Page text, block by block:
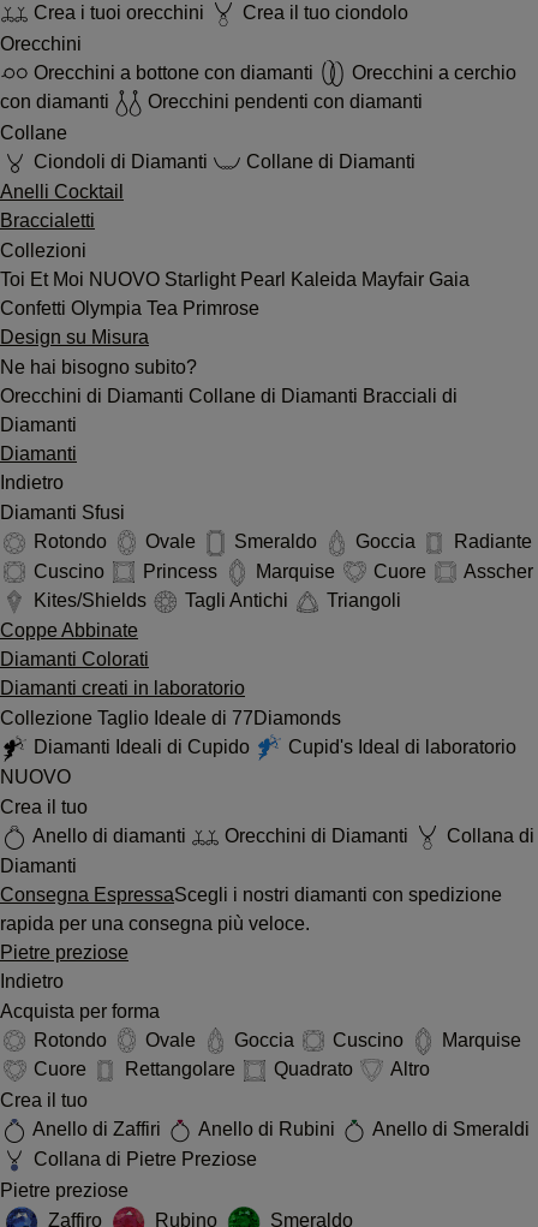
Crea i tuoi orecchini
Crea il tuo ciondolo
Orecchini
Orecchini a bottone con diamanti
Orecchini a cerchio
con diamanti
Orecchini pendenti con diamanti
Collane
Ciondoli di Diamanti
Collane di Diamanti
Anelli Cocktail
Braccialetti
Collezioni
Toi Et Moi NUOVO Starlight Pearl Kaleida Mayfair Gaia
Confetti Olympia Tea Primrose
Design su Misura
Ne hai bisogno subito?
Orecchini di Diamanti Collane di Diamanti Bracciali di
Diamanti
Diamanti
Indietro
Diamanti Sfusi
Rotondo
Ovale Smeraldo Goccia
Radiante
Cuscino
Princess Marquise Cuore
Asscher
Kites/Shields
Tagli Antichi
Triangoli
Coppe Abbinate
Diamanti Colorati
Diamanti creati in laboratorio
Collezione Taglio Ideale di 77Diamonds
Diamanti Ideali di Cupido
Cupid's Ideal di laboratorio
NUOVO
Crea il tuo
Anello di diamanti
Orecchini di Diamanti
Collana di
Diamanti
Consegna EspressaScegli i nostri diamanti con spedizione
rapida per una consegna più veloce.
Pietre preziose
Indietro
Acquista per forma
Rotondo
Ovale Goccia Cuscino
Marquise
Cuore
Rettangolare Quadrato
Altro
Crea il tuo
Anello di Zaffiri
Anello di Rubini
Anello di Smeraldi
Collana di Pietre Preziose
Pietre preziose
Zaffiro
Rubino Smeraldo